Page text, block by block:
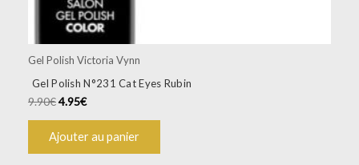
Gel Polish Victoria Vynn
Gel Polish N°231 Cat Eyes Rubin
9.90€4.95€
Ajouter au panier